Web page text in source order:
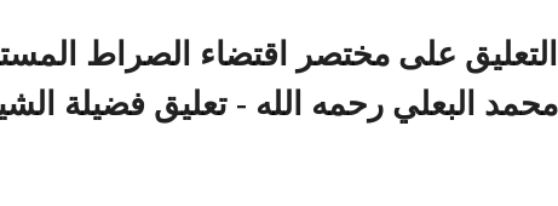
التعليق على مختصر اقتضاء الصراط
محمد البعلي رحمه الله - تعليق فضيلة